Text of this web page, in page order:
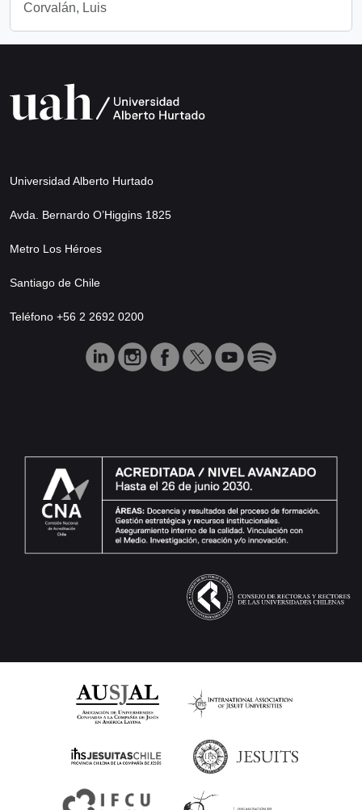
Corvalán, Luis
Universidad Alberto Hurtado
Avda. Bernardo O’Higgins 1825
Metro Los Héroes
Santiago de Chile
Teléfono +56 2 2692 0200